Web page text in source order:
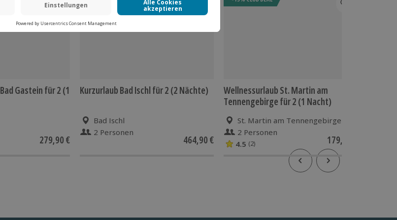
Gastein für 2 (1
279,90 €
Kurzurlaub Bad Ischl für 2 (2 Nächte)
Bad Ischl
2 Personen
464,90 €
Wellnessurlaub St. Martin am
Tennengebirge für 2 (1 Nacht)
St. Martin am Tennengebirge
2 Personen
4.5 (2) 179,90 €